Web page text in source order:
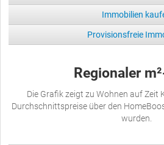
Immobilien
Provisionsfreie
Regionaler
Die Grafik zeigt zu Wohnen auf Zeit
Durchschnittspreise über den
wurden.